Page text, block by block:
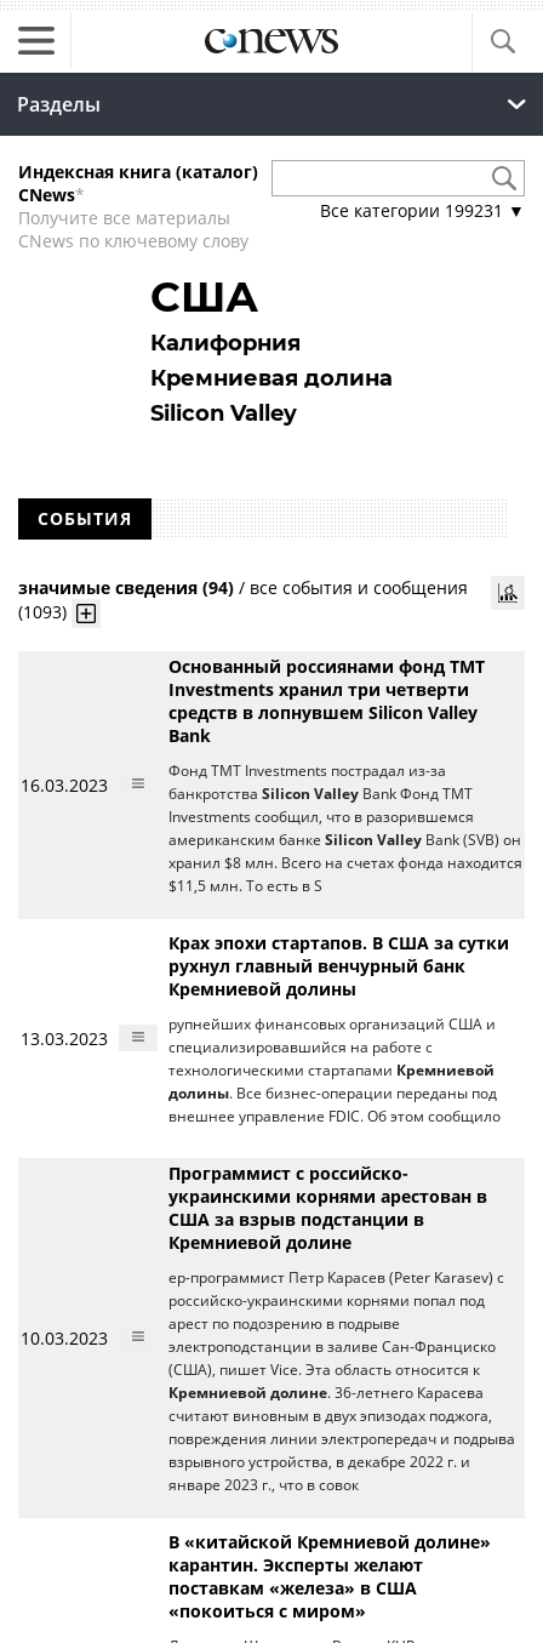
Разделы
Индексная книга (каталог)
CNews*
Получите все материалы
CNews по ключевому слову
Все категории 199231 ▼
США
Калифорния
Кремниевая долина
Silicon Valley
СОБЫТИЯ
значимые сведения (94) / все события и сообщения
(1093)
16.03.2023
Основанный россиянами фонд TMT
Investments хранил три четверти
средств в лопнувшем Silicon Valley
Bank
Фонд TMT Investments пострадал из-за
банкротства Silicon Valley Bank Фонд TMT
Investments сообщил, что в разорившемся
американским банке Silicon Valley Bank (SVB) он
хранил $8 млн. Всего на счетах фонда находится
$11,5 млн. То есть в S
13.03.2023
Крах эпохи стартапов. В США за сутки
рухнул главный венчурный банк
Кремниевой долины
рупнейших финансовых организаций США и
специализировавшийся на работе с
технологическими стартапами Кремниевой
долины. Все бизнес-операции переданы под
внешнее управление FDIC. Об этом сообщило
10.03.2023
Программист с российско-
украинскими корнями арестован в
США за взрыв подстанции в
Кремниевой долине
ер-программист Петр Карасев (Peter Karasev) с
российско-украинскими корнями попал под
арест по подозрению в подрыве
электроподстанции в заливе Сан-Франциско
(США), пишет Vice. Эта область относится к
Кремниевой долине. 36-летнего Карасева
считают виновным в двух эпизодах поджога,
повреждения линии электропередач и подрыва
взрывного устройства, в декабре 2022 г. и
январе 2023 г., что в совок
В «китайской Кремниевой долине»
карантин. Эксперты желают
поставкам «железа» в США
«покоиться с миром»